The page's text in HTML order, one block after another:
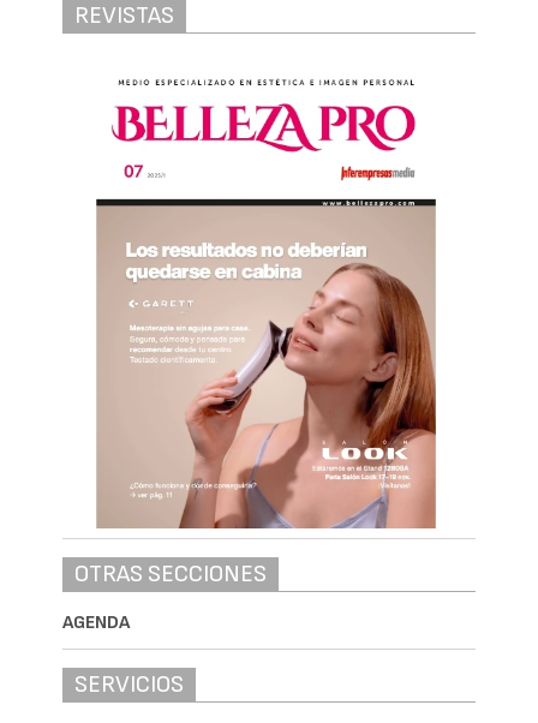
REVISTAS
OTRAS SECCIONES
AGENDA
SERVICIOS